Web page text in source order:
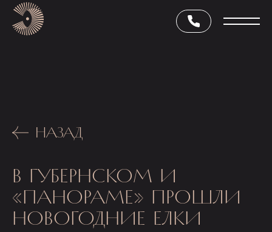
НАЗАД
В ГУБЕРНСКОМ И
«ПАНОРАМЕ» ПРОШЛИ
НОВОГОДНИЕ ЕЛКИ